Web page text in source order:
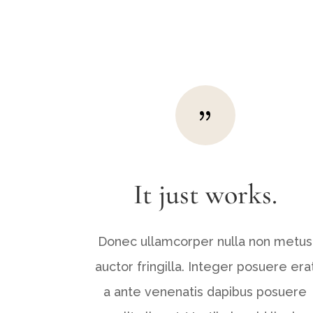
{
It just works.
Donec ullamcorper nulla non metus
auctor fringilla. Integer posuere
a ante venenatis dapibus posuere